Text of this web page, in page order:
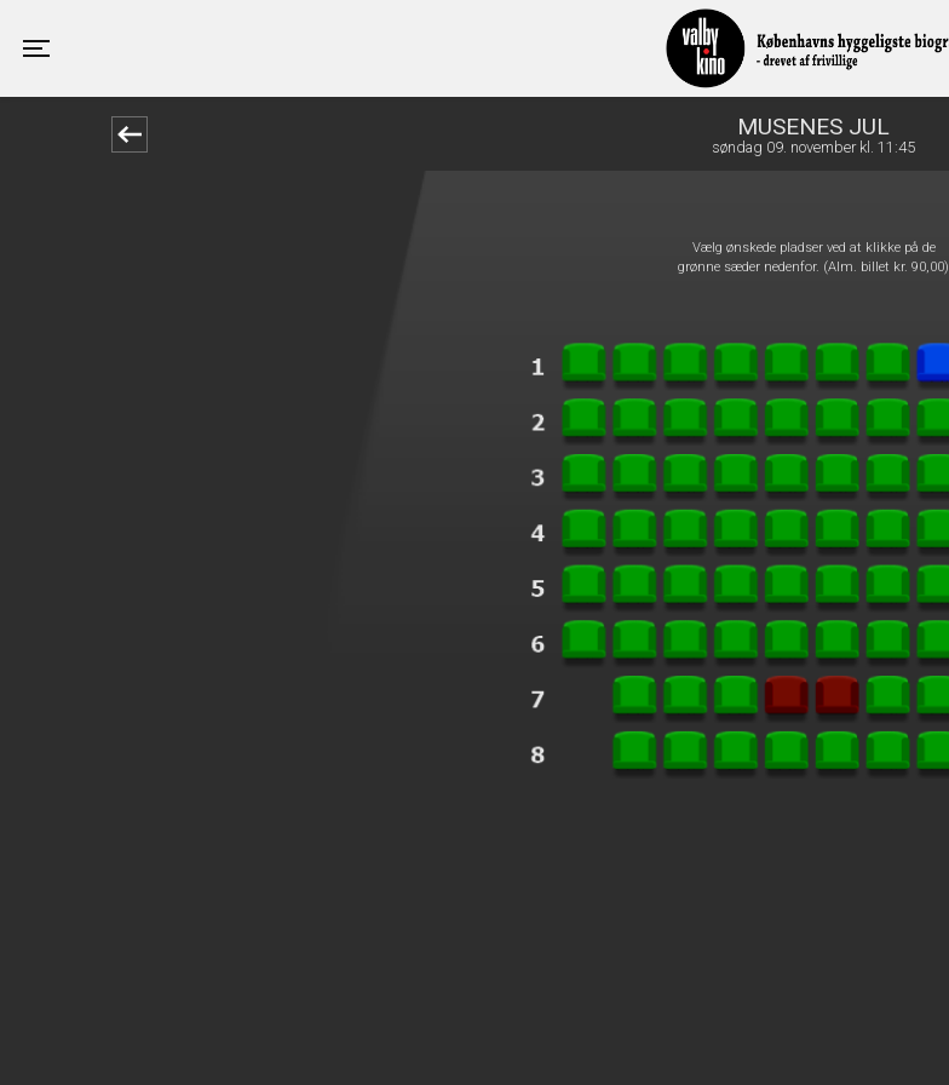
MUSENES JUL
søndag 09. november kl. 11:45
Vælg ønskede pladser ved at klikke på de
grønne sæder nedenfor. (Alm. billet kr. 90,00)
front05-temp 022700